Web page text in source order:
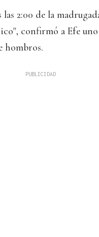
las 2:00 de la
confirmó a Efe uno
hombros.